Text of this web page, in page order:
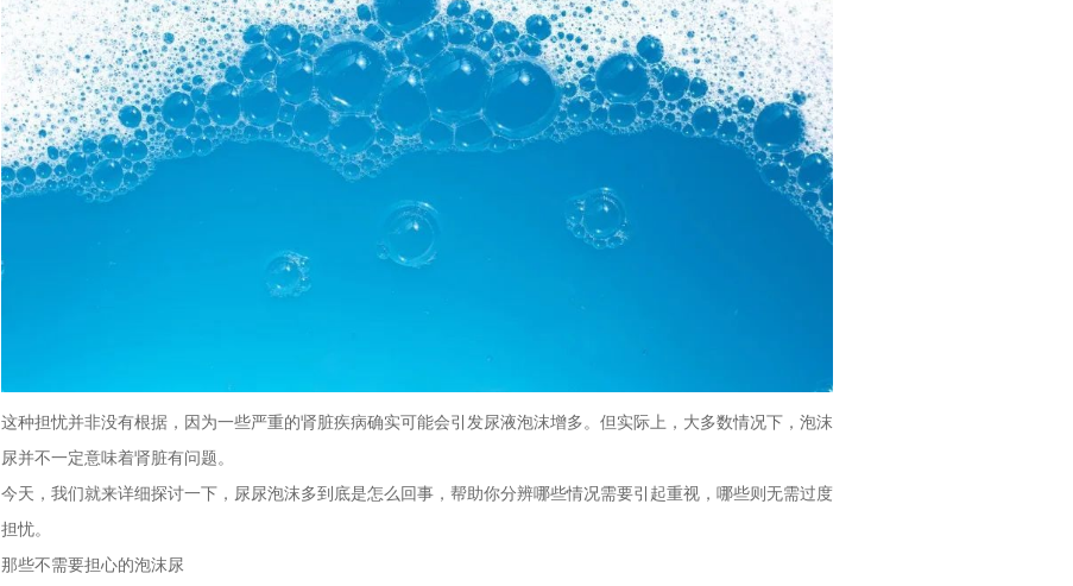
这种担忧并非没有根据，因为一些严重的肾脏疾病确实可能会引发尿液泡沫增多。但实际上，大多数情况下，泡沫
尿并不一定意味着肾脏有问题。
今天，我们就来详细探讨一下，尿尿泡沫多到底是怎么回事，帮助你分辨哪些情况需要引起重视，哪些则无需过度
担忧。
那些不需要担心的泡沫尿